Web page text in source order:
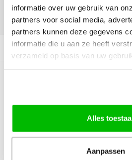
informatie over uw gebruik van
partners voor social media,
partners kunnen deze gegevens
informatie die u aan ze heeft
verzameld op basis van uw
Alles
Aanpassen
DELEN:
Productomschrijving
0Reviews